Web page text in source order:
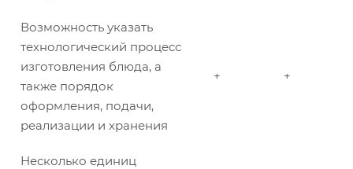
Возможность указать
технологический процесс
изготовления блюда, а
также порядок
оформления, подачи,
реализации и хранения
+ +
Несколько единиц